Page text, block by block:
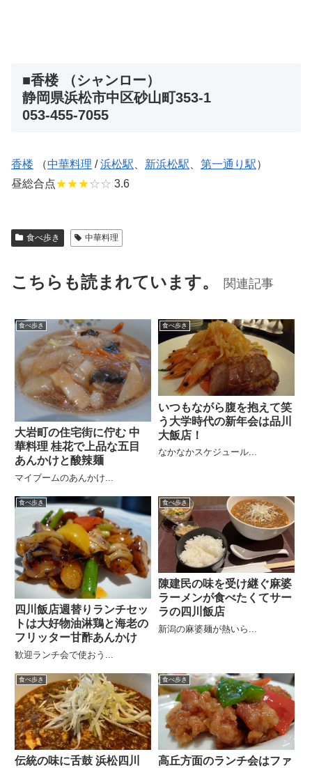
■香楼 （シャンロー）
静岡県浜松市中区砂山町353-1
053-455-7055
香楼 （中華料理 /浜松駅 新浜松駅 第一通り駅）
昼総合点★★★☆☆ 3.6
食べ歩き 中華料理
こちらも読まれています。 関連記事
食べ歩き
大岩町の住宅街に佇む 中
華料理 桂花で上品な五目
あんかけと酸辣麺
マイブームのあんかけ...
食べ歩き
いつもながら腹を抱えて笑
う大学時代の新年会は品川
大飯店！
なかなかスケジュール...
食べ歩き
四川飯店週替りランチセッ
トは大好物油淋鶏と海老の
フリッター甘酢あんかけ
歓迎ランチ会で使おう...
食べ歩き
陳建民の味を受け継ぐ麻婆
ラーメンが食べたくてサー
ラの四川飯店
新潟の麻婆麺が熱いら...
食べ歩き
伝統の味に舌鼓 浜松四川
食べ歩き
高丘方面のランチ会はファ